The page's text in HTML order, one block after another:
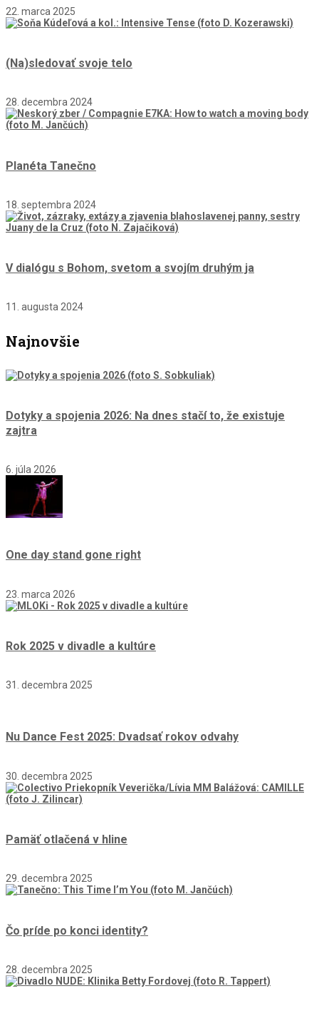
22. marca 2025
(Na)sledovať svoje telo
28. decembra 2024
Planéta Tanečno
18. septembra 2024
V dialógu s Bohom, svetom a svojím druhým ja
11. augusta 2024
Najnovšie
Dotyky a spojenia 2026: Na dnes stačí to, že existuje
zajtra
6. júla 2026
One day stand gone right
23. marca 2026
Rok 2025 v divadle a kultúre
31. decembra 2025
Nu Dance Fest 2025: Dvadsať rokov odvahy
30. decembra 2025
Pamäť otlačená v hline
29. decembra 2025
Čo príde po konci identity?
28. decembra 2025